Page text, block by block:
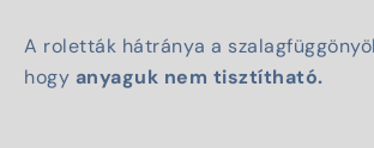
A roletták hátránya a
hogy anyaguk nem tisztítható.